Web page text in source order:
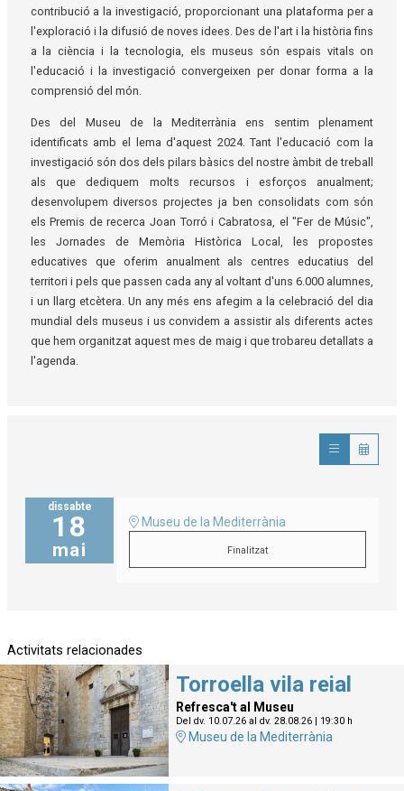
contribució a la investigació, proporcionant una plataforma per a
l'exploració i la difusió de noves idees. Des de l'art i la història fins
a la ciència i la tecnologia, els museus són espais vitals on
l'educació i la investigació convergeixen per donar forma a la
comprensió del món.
Des del Museu de la Mediterrània ens sentim plenament
identificats amb el lema d'aquest 2024. Tant l'educació com la
investigació són dos dels pilars bàsics del nostre àmbit de treball
als que dediquem molts recursos i esforços anualment;
desenvolupem diversos projectes ja ben consolidats com són
els Premis de recerca Joan Torró i Cabratosa, el "Fer de Músic",
les Jornades de Memòria Històrica Local, les propostes
educatives que oferim anualment als centres educatius del
territori i pels que passen cada any al voltant d'uns 6.000 alumnes,
i un llarg etcètera. Un any més ens afegim a la celebració del dia
mundial dels museus i us convidem a assistir als diferents actes
que hem organitzat aquest mes de maig i que trobareu detallats a
l'agenda.
dissabte
18
mai
Museu de la Mediterrània
Finalitzat
Activitats relacionades
Torroella vila reial
Refresca't al Museu
Del dv. 10.07.26al dv. 28.08.26| 19:30 h
Museu de la Mediterrània